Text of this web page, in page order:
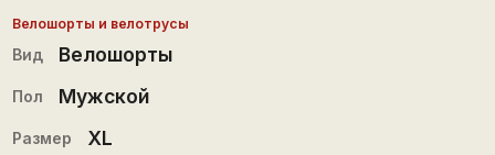
Велошорты и велотрусы
Вид Велошорты
Пол Мужской
Размер XL